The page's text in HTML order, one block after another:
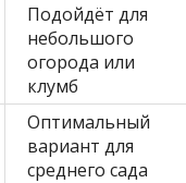
Подойдёт для
небольшого
огорода или
клумб
Оптимальный
вариант для
среднего сада